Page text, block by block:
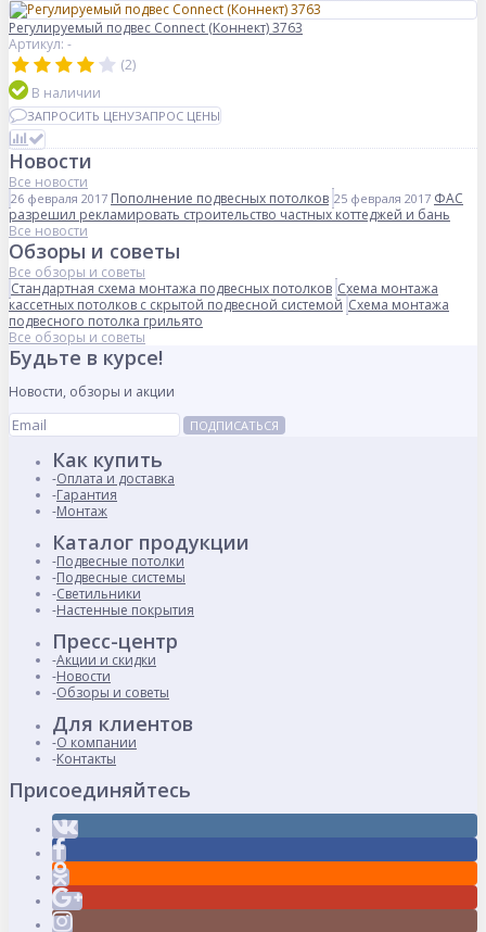
Регулируемый подвес Connect (Коннект) 3763
Артикул: -
(2)
В наличии
ЗАПРОСИТЬ ЦЕНУЗАПРОС ЦЕНЫ
Новости
Все новости
26 февраля 2017 Пополнение подвесных потолков 25 февраля 2017 ФАС
разрешил рекламировать строительство частных коттеджей и бань
Все новости
Обзоры и советы
Все обзоры и советы
Стандартная схема монтажа подвесных потолков Схема монтажа
кассетных потолков с скрытой подвесной системой Схема монтажа
подвесного потолка грильято
Все обзоры и советы
Будьте в курсе!
Новости, обзоры и акции
ПОДПИСАТЬСЯ
Как купить
Оплата и доставка
Гарантия
Монтаж
Каталог продукции
Подвесные потолки
Подвесные системы
Светильники
Настенные покрытия
Пресс-центр
Акции и скидки
Новости
Обзоры и советы
Для клиентов
О компании
Контакты
Присоединяйтесь